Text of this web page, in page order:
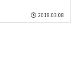
2018.03.08